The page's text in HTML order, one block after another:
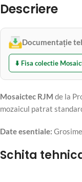
Descriere
Documentație
⬇️ Fisa colectie
Mosaictec RJM de la
mozaicul patrat
Date esentiale:
Schita